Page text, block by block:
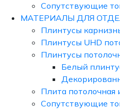
Сопутствующие
МАТЕРИАЛЫ ДЛЯ
Плинтусы
Плинтусы UHD
Плинтусы
Белый
Плита потолочная
Сопутствующие